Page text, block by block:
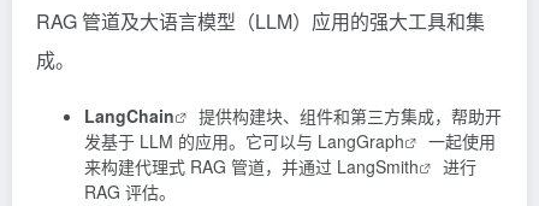
RAG 管道及大语言模型（LLM）应用的强大工具和集
成。
LangChain
提供构建块、组件和第三方集成，帮助开
发基于 LLM 的应用。它可以与 LangGraph
一起使用
来构建代理式 RAG 管道，并通过 LangSmith
进行
RAG 评估。